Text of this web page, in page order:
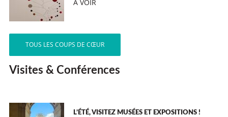
A VOIR
TOUS LES COUPS DE CŒUR
Visites & Conférences
L’ÉTÉ, VISITEZ MUSÉES ET EXPOSITIONS !